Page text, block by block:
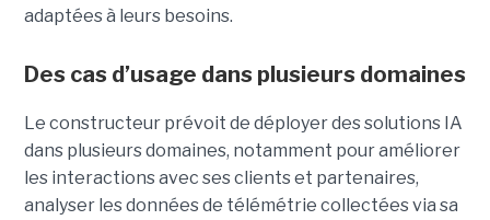
adaptées à leurs besoins.
Des cas d’usage dans plusieurs domaines
Le constructeur prévoit de déployer des solutions IA
dans plusieurs domaines, notamment pour améliorer
les interactions avec ses clients et partenaires,
analyser les données de télémétrie collectées via sa